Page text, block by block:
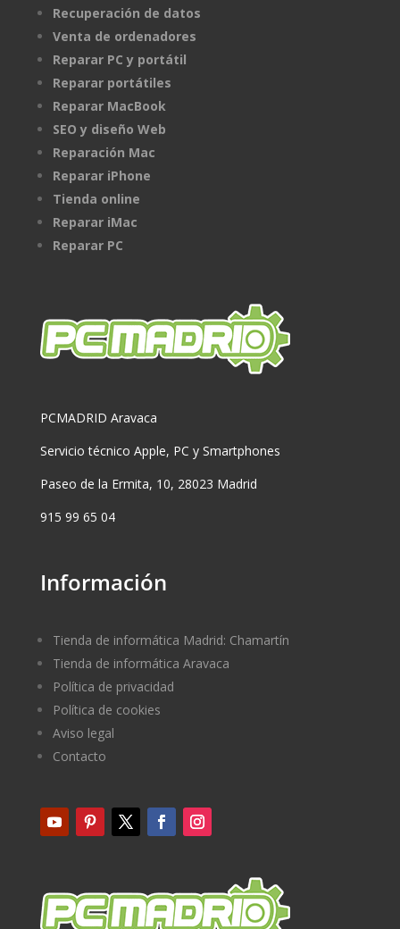
Recuperación de datos
Venta de ordenadores
Reparar PC y portátil
Reparar portátiles
Reparar MacBook
SEO y diseño Web
Reparación Mac
Reparar iPhone
Tienda online
Reparar iMac
Reparar PC
PCMADRID Aravaca
Servicio técnico Apple, PC y Smartphones
Paseo de la Ermita, 10, 28023 Madrid
915 99 65 04
Información
Tienda de informática Madrid: Chamartín
Tienda de informática Aravaca
Política de privacidad
Política de cookies
Aviso legal
Contacto